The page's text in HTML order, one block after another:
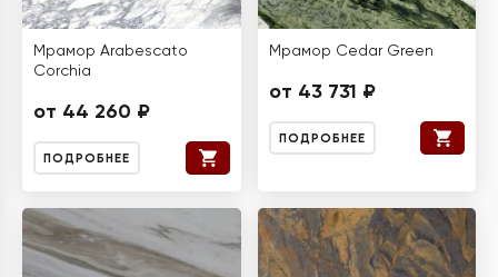
Мрамор Arabescato
Corchia
от 44 260 ₽
ПОДРОБНЕЕ
Мрамор Cedar Green
от 43 731 ₽
ПОДРОБНЕЕ